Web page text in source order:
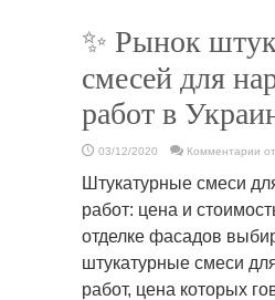
✨ Рынок
смесей для
работ в
03/12/2020 Комментарии
в
Штукатурные смеси
работ: цена и
отделке фасадов
штукатурные смеси
работ, цена которых